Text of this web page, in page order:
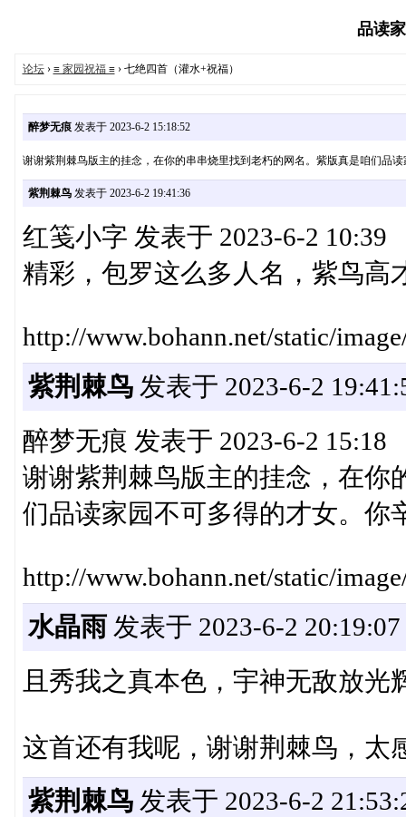
品读
论坛› ≡ 家园祝福 ≡› 七绝四首（灌水+祝福）
醉梦无痕发表于 2023-6-2 15:18:52
谢谢紫荆棘鸟版主的挂念，在你的串串烧里找到老朽的网名。紫版真是咱们品
紫荆棘鸟发表于 2023-6-2 19:41:36
红笺小字 发表于 2023-6-2 10:39
精彩，包罗这么多人名，紫鸟高
http://www.bohann.net/static/
紫荆棘鸟发表于 2023-6-2
醉梦无痕 发表于 2023-6-2 15:18
谢谢紫荆棘鸟版主的挂念，在你
们品读家园不可多得的才女。你
http://www.bohann.net/static/
水晶雨发表于 2023-6-2 20:19:07
且秀我之真本色，宇神无敌放
这首还有我呢，谢谢荆棘鸟，太
紫荆棘鸟发表于 2023-6-2